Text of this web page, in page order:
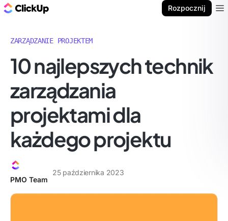
Rozpocznij
ZARZĄDZANIE PROJEKTEM
10 najlepszych technik
zarządzania
projektami dla
każdego projektu
PMO Team
25 października 2023